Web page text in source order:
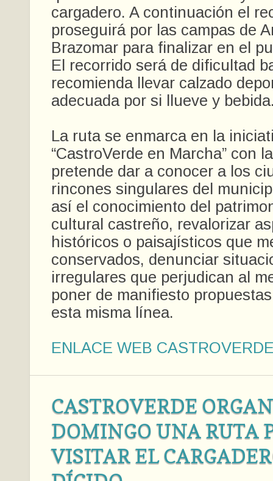
cargadero. A continuación el
proseguirá por las campas de
Brazomar para finalizar en el
El recorrido será de dificultad
recomienda llevar calzado
adecuada por si llueve y
La ruta se enmarca en la
“CastroVerde en Marcha” con
pretende dar a conocer a los
rincones singulares del
así el conocimiento del
cultural castreño, revalorizar
históricos o paisajísticos que
conservados, denunciar
irregulares que perjudican al
poner de manifiesto
esta misma línea.
ENLACE WEB
CASTROVERDE
DOMINGO UNA RUTA
VISITAR EL